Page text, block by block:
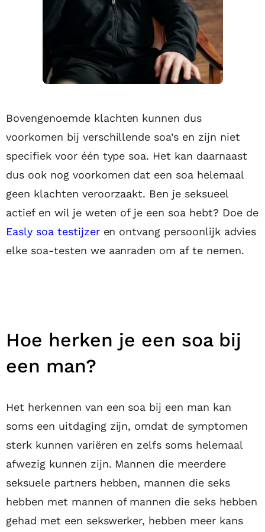
Bovengenoemde klachten kunnen dus
voorkomen bij verschillende soa’s en zijn niet
specifiek voor één type soa. Het kan daarnaast
dus ook nog voorkomen dat een soa helemaal
geen klachten veroorzaakt. Ben je seksueel
actief en wil je weten of je een soa hebt? Doe de
Easly soa testijzeren ontvang persoonlijk advies
elke soa-testen we aanraden om af te nemen.
Hoe herken je een soa bij
een man?
Het herkennen van een soa bij een man kan
soms een uitdaging zijn, omdat de symptomen
sterk kunnen variëren en zelfs soms helemaal
afwezig kunnen zijn. Mannen die meerdere
seksuele partners hebben, mannen die seks
hebben met mannen of mannen die seks hebben
gehad met een sekswerker, hebben meer kans